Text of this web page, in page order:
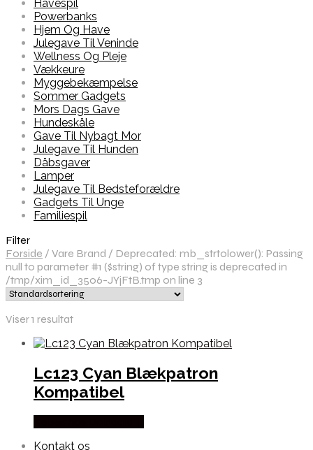
Havespil
Powerbanks
Hjem Og Have
Julegave Til Veninde
Wellness Og Pleje
Vækkeure
Myggebekæmpelse
Sommer Gadgets
Mors Dags Gave
Hundeskåle
Gave Til Nybagt Mor
Julegave Til Hunden
Dåbsgaver
Lamper
Julegave Til Bedsteforældre
Gadgets Til Unge
Familiespil
Filter
Forside / Vare Brand / Deprecated: mb_strtolower(): Passing
null to parameter #1 ($string) of type string is deprecated in
/tmp/xim_id_3506-JYjFtB.tmp on line 3
Viser 1 resultat
Lc123 Cyan Blækpatron
Kompatibel
Kontakt os